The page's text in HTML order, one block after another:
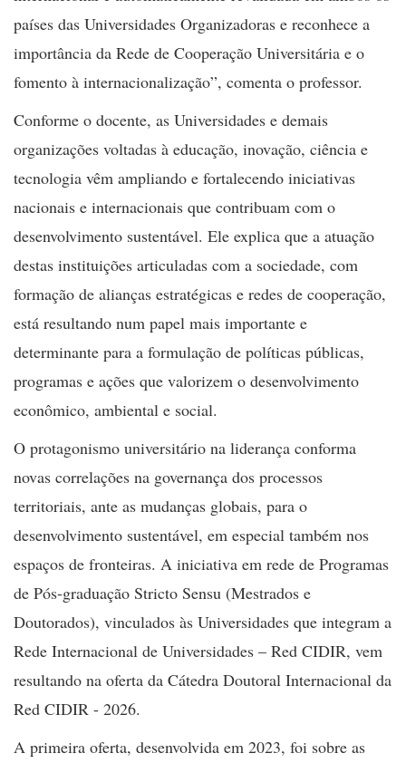
países das Universidades Organizadoras e reconhece a
importância da Rede de Cooperação Universitária e o
fomento à internacionalização”, comenta o professor.
Conforme o docente, as Universidades e demais
organizações voltadas à educação, inovação, ciência e
tecnologia vêm ampliando e fortalecendo iniciativas
nacionais e internacionais que contribuam com o
desenvolvimento sustentável. Ele explica que a atuação
destas instituições articuladas com a sociedade, com
formação de alianças estratégicas e redes de cooperação,
está resultando num papel mais importante e
determinante para a formulação de políticas públicas,
programas e ações que valorizem o desenvolvimento
econômico, ambiental e social.
O protagonismo universitário na liderança conforma
novas correlações na governança dos processos
territoriais, ante as mudanças globais, para o
desenvolvimento sustentável, em especial também nos
espaços de fronteiras. A iniciativa em rede de Programas
de Pós-graduação Stricto Sensu (Mestrados e
Doutorados), vinculados às Universidades que integram a
Rede Internacional de Universidades – Red CIDIR, vem
resultando na oferta da Cátedra Doutoral Internacional da
Red CIDIR - 2026.
A primeira oferta, desenvolvida em 2023, foi sobre as